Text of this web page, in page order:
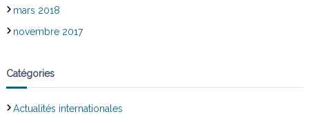
mars 2018
novembre 2017
Catégories
Actualités internationales